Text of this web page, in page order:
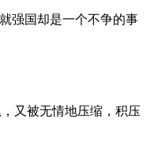
强国却是一个不争的事
又被无情地压缩，积压